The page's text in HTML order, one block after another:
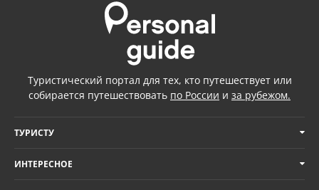
Туристический портал для тех, кто путешествует или
собирается путешествовать по России и за рубежом.
ТУРИСТУ
ИНТЕРЕСНОЕ